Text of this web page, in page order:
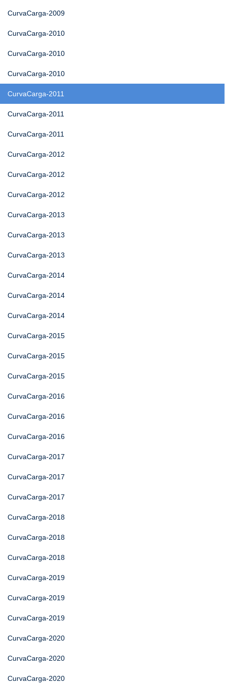
CurvaCarga-2009
CurvaCarga-2010
CurvaCarga-2010
CurvaCarga-2010
CurvaCarga-2011
CurvaCarga-2011
CurvaCarga-2011
CurvaCarga-2012
CurvaCarga-2012
CurvaCarga-2012
CurvaCarga-2013
CurvaCarga-2013
CurvaCarga-2013
CurvaCarga-2014
CurvaCarga-2014
CurvaCarga-2014
CurvaCarga-2015
CurvaCarga-2015
CurvaCarga-2015
CurvaCarga-2016
CurvaCarga-2016
CurvaCarga-2016
CurvaCarga-2017
CurvaCarga-2017
CurvaCarga-2017
CurvaCarga-2018
CurvaCarga-2018
CurvaCarga-2018
CurvaCarga-2019
CurvaCarga-2019
CurvaCarga-2019
CurvaCarga-2020
CurvaCarga-2020
CurvaCarga-2020